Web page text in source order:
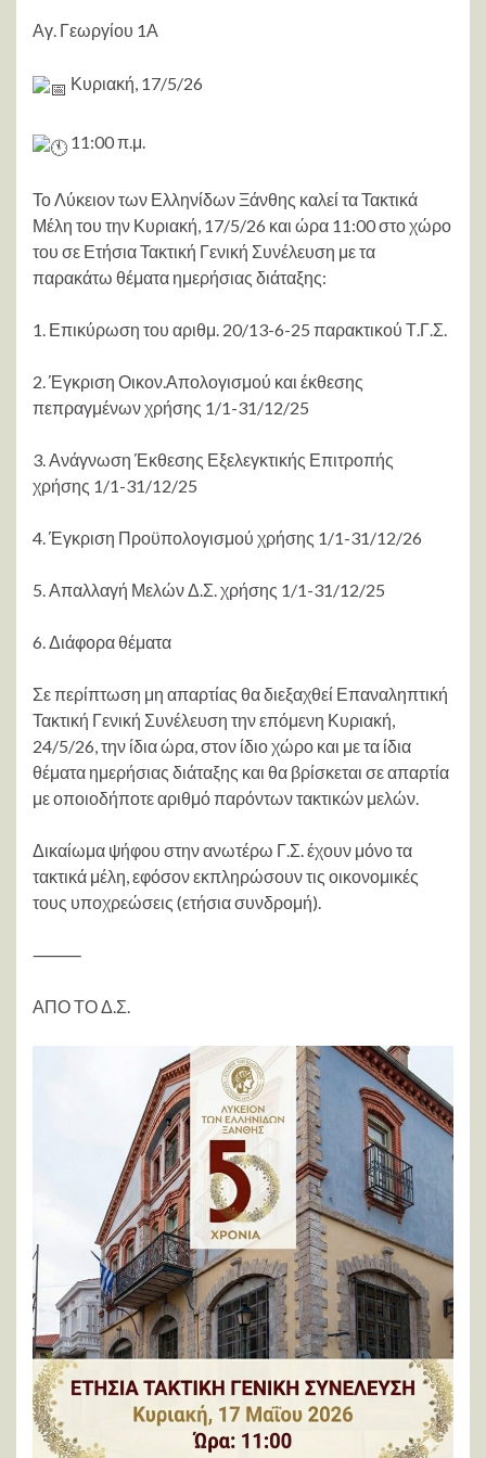
Αγ. Γεωργίου 1Α
Κυριακή, 17/5/26
11:00 π.μ.
Το Λύκειον των Ελληνίδων Ξάνθης καλεί τα Τακτικά
Μέλη του την Κυριακή, 17/5/26 και ώρα 11:00 στο χώρο
του σε Ετήσια Τακτική Γενική Συνέλευση με τα
παρακάτω θέματα ημερήσιας διάταξης:
1. Επικύρωση του αριθμ. 20/13-6-25 παρακτικού Τ.Γ.Σ.
2. Έγκριση Οικον.Απολογισμού και έκθεσης
πεπραγμένων χρήσης 1/1-31/12/25
3. Ανάγνωση Έκθεσης Εξελεγκτικής Επιτροπής
χρήσης 1/1-31/12/25
4. Έγκριση Προϋπολογισμού χρήσης 1/1-31/12/26
5. Απαλλαγή Μελών Δ.Σ. χρήσης 1/1-31/12/25
6. Διάφορα θέματα
Σε περίπτωση μη απαρτίας θα διεξαχθεί Επαναληπτική
Τακτική Γενική Συνέλευση την επόμενη Κυριακή,
24/5/26, την ίδια ώρα, στον ίδιο χώρο και με τα ίδια
θέματα ημερήσιας διάταξης και θα βρίσκεται σε απαρτία
με οποιοδήποτε αριθμό παρόντων τακτικών μελών.
Δικαίωμα ψήφου στην ανωτέρω Γ.Σ. έχουν μόνο τα
τακτικά μέλη, εφόσον εκπληρώσουν τις οικονομικές
τους υποχρεώσεις (ετήσια συνδρομή).
⸻
ΑΠΟ ΤΟ Δ.Σ.